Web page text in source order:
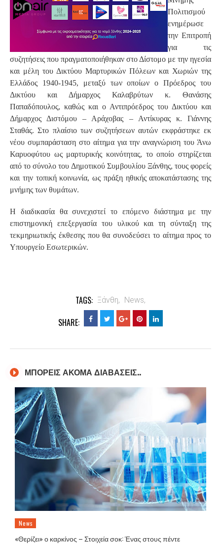
Πολιτισμού
ενημέρωσε
την Επιτροπή
για τις
συζητήσεις που πραγματοποιήθηκαν στο Δίστομο με την ηγεσία
και μέλη του Δικτύου Μαρτυρικών Πόλεων και Χωριών της
Ελλάδος 1940-1945, μεταξύ των οποίων ο Πρόεδρος του
Δικτύου και Δήμαρχος Καλαβρύτων κ. Θανάσης
Παπαδόπουλος, καθώς και ο Αντιπρόεδρος του Δικτύου και
Δήμαρχος Διστόμου – Αράχοβας – Αντίκυρας κ. Γιάννης
Σταθάς. Στο πλαίσιο των συζητήσεων αυτών εκφράστηκε εκ
νέου συμπαράσταση στο αίτημα για την αναγνώριση του Άνω
Καρυοφύτου ως μαρτυρικής κοινότητας, το οποίο στηρίζεται
από το σύνολο του Δημοτικού Συμβουλίου Ξάνθης, τους φορείς
και την τοπική κοινωνία, ως πράξη ηθικής αποκατάστασης της
μνήμης των θυμάτων.
Η διαδικασία θα συνεχιστεί το επόμενο διάστημα με την
επιστημονική επεξεργασία του υλικού και τη σύνταξη της
τεκμηριωτικής έκθεσης που θα συνοδεύσει το αίτημα προς το
Υπουργείο Εσωτερικών.
TAGS: Ξάνθη, News,
SHARE:
ΜΠΟΡΕΙΣ ΑΚΟΜΑ ΔΙΑΒΑΣΕΙΣ..
News
«Θερίζει» ο καρκίνος – Στοιχεία σοκ: Ένας στους πέντε